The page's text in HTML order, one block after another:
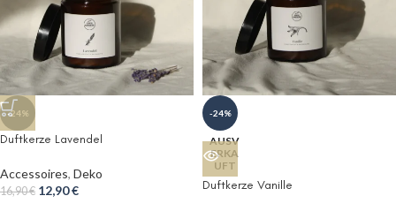
-24%
Duftkerze Lavendel
Accessoires, Deko
16,90€ 12,90€
-24%
AUSV
ERKA
UFT
Duftkerze Vanille